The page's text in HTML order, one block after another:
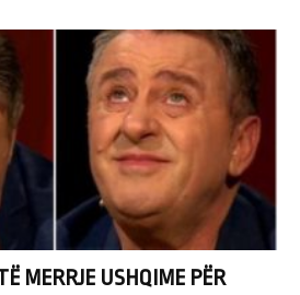
MERRJE USHQIME PËR